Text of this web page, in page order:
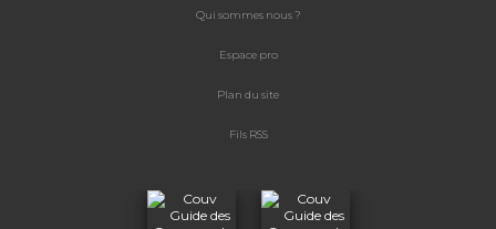
Qui sommes nous ?
Espace pro
Plan du site
Fils RSS